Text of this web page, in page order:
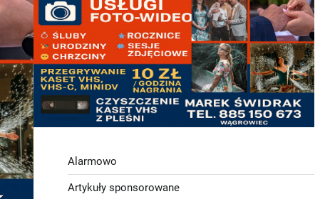
Alarmowo
Artykuły sponsorowane